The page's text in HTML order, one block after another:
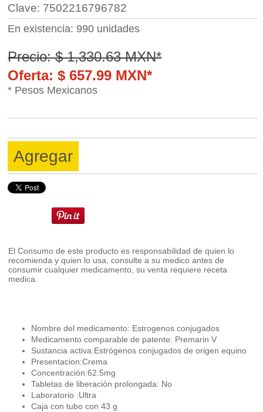
Clave: 7502216796782
En existencia: 990 unidades
Precio: $ 1,330.63 MXN*
Oferta: $ 657.99 MXN*
* Pesos Mexicanos
Agregar
El Consumo de este producto es responsabilidad de quien lo
recomienda y quien lo usa, consulte a su medico antes de
consumir cualquier medicamento, su venta requiere receta
medica.
Nombre del medicamento: Estrogenos conjugados
Medicamento comparable de patente: Premarin V
Sustancia activa:Estrógenos conjugados de origen equino
Presentacion:Crema
Concentración:62.5mg
Tabletas de liberación prolongada: No
Laboratorio :Ultra
Caja con tubo con 43 g